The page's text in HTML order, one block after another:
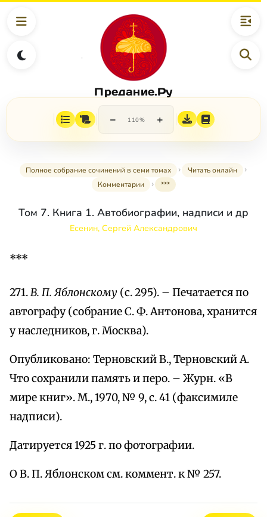
Предание.Ру
− 110% +
Полное собрание сочинений в семи томах
Читать онлайн
Комментарии
***
Том 7. Книга 1. Автобиографии, надписи и др
Есенин, Сергей Александрович
***
271.В. П. Яблонскому (с. 295). – Печатается по
автографу (собрание С. Ф. Антонова, хранится
у наследников, г. Москва).
Опубликовано: Терновский В., Терновский А.
Что сохранили память и перо. – Журн. «В
мире книг». М., 1970, № 9, с. 41 (факсимиле
надписи).
Датируется 1925 г. по фотографии.
О В. П. Яблонском см. коммент. к № 257.